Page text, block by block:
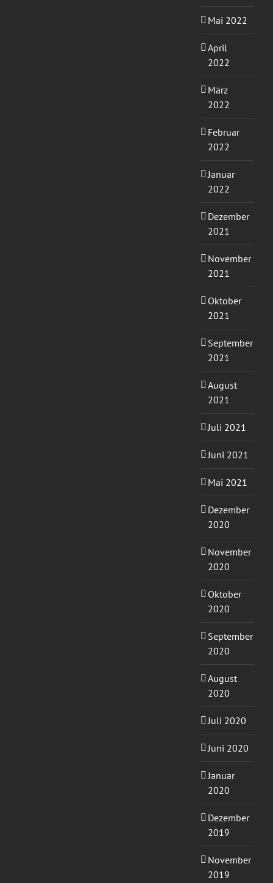
Mai 2022
April
2022
März
2022
Februar
2022
Januar
2022
Dezember
2021
November
2021
Oktober
2021
September
2021
August
2021
Juli 2021
Juni 2021
Mai 2021
Dezember
2020
November
2020
Oktober
2020
September
2020
August
2020
Juli 2020
Juni 2020
Januar
2020
Dezember
2019
November
2019